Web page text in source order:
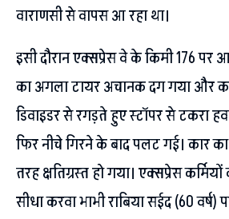
वाराणसी से वापस आ रहा था।
इसी दौरान एक्सप्रेस वे के किमी 176
का अगला टायर अचानक दग गया और
डिवाइडर से रगड़ते हुए स्टॉपर से टकरा
फिर नीचे गिरने के बाद पलट गई। कार
तरह क्षतिग्रस्त हो गया। एक्सप्रेस
सीधा करवा भाभी राबिया सईद (60